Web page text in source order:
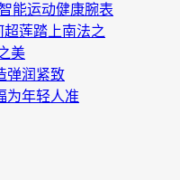
能运动健康腕表
超莲踏上南法之
美
弹润紧致
为年轻人准